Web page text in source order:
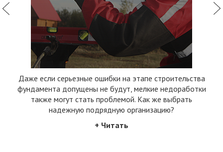
Даже если серьезные ошибки на этапе строительства
фундамента допущены не будут, мелкие недоработки
также могут стать проблемой. Как же выбрать
надежную подрядную организацию?
+ Читать
Часто, выбирая винтовые сваи, заказчики учитывают
только диаметр ствола. В действительности все
параметры свай (толщина металла, диаметр,
количество и конфигурация лопастей и т.д.) должны
назначаться по результатам расчетов.
Чтобы корректно рассчитать фундамент «каркасника»,
необходимо учесть конструктивные особенности
строения, ландшафт участка, разные типы нагрузок, но
прежде – информацию о грунтах в пятне застройки.
Говоря о «легких» сооружениях, заказчики, как правило,
учитывают только вес конструкции. Однако для
верного расчета нужно выполнить сбор нагрузок –
постоянных, длительных, кратковременных, а иногда и
особых.